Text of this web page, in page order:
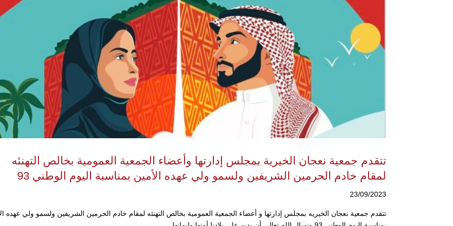
تتقدم جمعية نعجان الخيرية بمجلس إدارتها وأعضاء الجمعية العمومية بخالص التهنئه
لمقام خادم الحرمين الشريفين ولسمو ولي عهده الأمين بمناسبة اليوم الوطني 93
23/09/2023
تتقدم جمعية نعجان الخيريه بمجلس إدارتها و أعضاء الجمعية العمومية بخالص التهنئه لمقام خادم الحرمين الشريفين ولسمو ولي عهده